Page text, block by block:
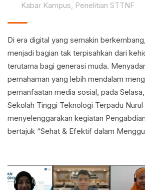
Kabar Kampus, Penelitian STTNF
Di era digital yang semakin
menjadi bagian tak terpisahkan dari
terutama bagi generasi muda.
pemahaman yang lebih mendalam
pemanfaatan media sosial, pada
Sekolah Tinggi Teknologi Terpadu
menyelenggarakan kegiatan
bertajuk “Sehat & Efektif dalam